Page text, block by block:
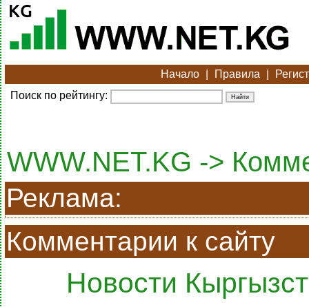
Начало Правила
Поиск по рейтингу:
WWW.NET.KG ->
Реклама:
Комментарии к сайту
Новости